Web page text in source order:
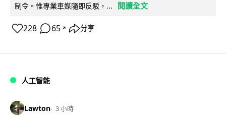
制令。惟專業車媒隨即反駁，...
閱讀全文
228 65 ↗ 分享
人工智能
Lawton 3 小時